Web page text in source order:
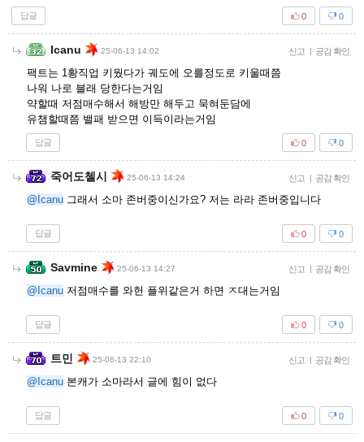
답글 0
0
Icanu 25-06-13 14:02 신고 | 공감 확인
팩트는 1황직업 키웠다가 궤도에 오를정도로 키울때쯤
나워 나로 블래 당한다는거임
약할때 저점매수해서 해방만 해두고 묵혀둔담에
유챔할때쯤 밸패 받으면 이득이라는거임
답글 0
0
죽어도첼시 25-06-13 14:24 신고 | 공감 확인
@Icanu 그래서 소마 존버중이신가요? 저는 라라 존버중입니다
답글 0
0
Savmine 25-06-13 14:27 신고 | 공감 확인
@Icanu 저점매수를 와헌 플위같은거 하면 ㅈ대는거임
답글 0
0
트민 25-06-13 22:10 신고 | 공감 확인
@Icanu 본캐가 소마라서 글에 힘이 없다
답글 0
0